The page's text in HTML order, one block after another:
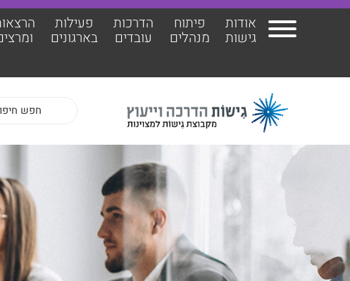
אודות
גישות
פיתוח
מנהלים
הדרכות
עובדים
פעילות
בארגונים
אודות גישות
הרצאות
ד״ר מיכל